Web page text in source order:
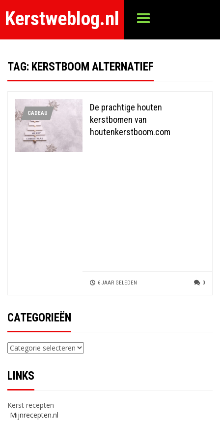
Kerstweblog.nl
TAG: KERSTBOOM ALTERNATIEF
CADEAU
De prachtige houten
kerstbomen van
houtenkerstboom.com
6 JAAR GELEDEN 0
CATEGORIEËN
Categorieën
LINKS
Kerst recepten
Mijnrecepten.nl